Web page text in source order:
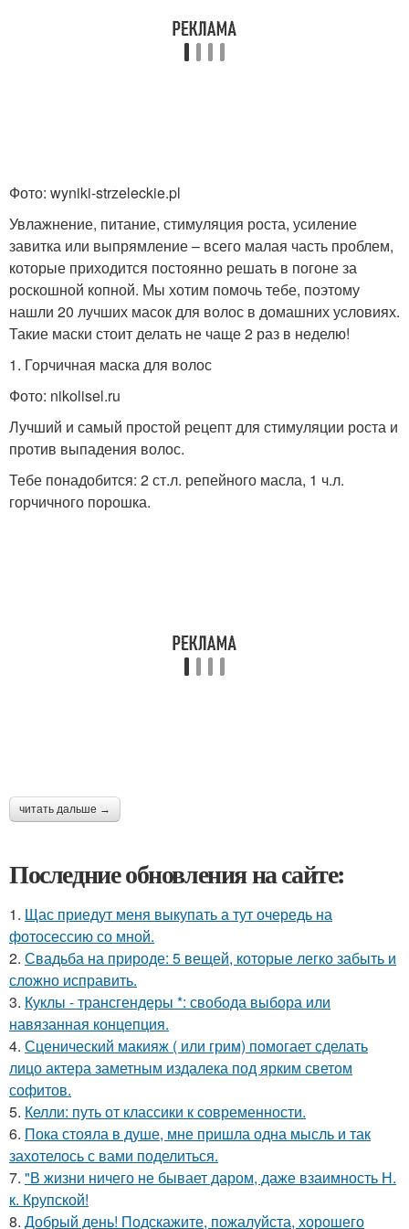
Фото: wyniki-strzeleckie.pl
Увлажнение, питание, стимуляция роста, усиление
завитка или выпрямление – всего малая часть проблем,
которые приходится постоянно решать в погоне за
роскошной копной. Мы хотим помочь тебе, поэтому
нашли 20 лучших масок для волос в домашних условиях.
Такие маски стоит делать не чаще 2 раз в неделю!
1. Горчичная маска для волос
Фото: nikolisel.ru
Лучший и самый простой рецепт для стимуляции роста и
против выпадения волос.
Тебе понадобится: 2 ст.л. репейного масла, 1 ч.л.
горчичного порошка.
читать дальше →
Последние обновления на сайте:
1. Щас приедут меня выкупать а тут очередь на
фотосессию со мной.
2. Свадьба на природе: 5 вещей, которые легко забыть и
сложно исправить.
3. Куклы - трансгендеры *: свобода выбора или
навязанная концепция.
4. Сценический макияж ( или грим) помогает сделать
лицо актера заметным издалека под ярким светом
софитов.
5. Келли: путь от классики к современности.
6. Пока стояла в душе, мне пришла одна мысль и так
захотелось с вами поделиться.
7. "В жизни ничего не бывает даром, даже взаимность Н.
к. Крупской!
8. Добрый день! Подскажите, пожалуйста, хорошего